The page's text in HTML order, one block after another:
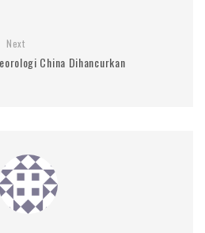
Next
China Dihancurkan